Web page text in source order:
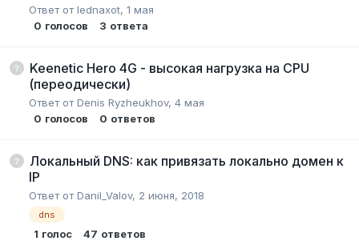
Ответ отlednaxot, 1 мая
0 голосов 3 ответа
Keenetic Hero 4G - высокая нагрузка на CPU
(переодически)
Ответ отDenis Ryzheukhov, 4 мая
0 голосов 0 ответов
Локальный DNS: как привязать локально домен к
IP
Ответ отDanil_Valov, 2 июня, 2018
dns
1 голос 47 ответов